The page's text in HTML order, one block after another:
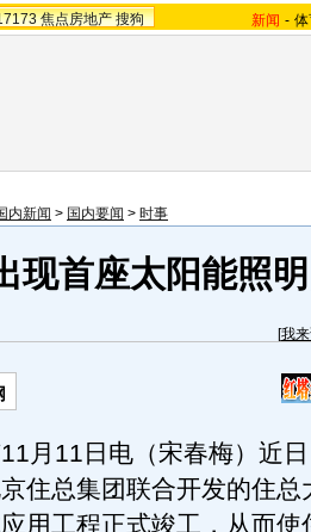
焦点房地产 搜狗 新闻 -
内新闻 > 国内要闻 > 时事
现首座太阳能照
[我
11日电（宋春梅）近日
住总集团联合开发的住总
用工程正式竣工，从而使